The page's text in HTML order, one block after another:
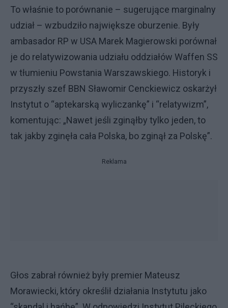
To właśnie to porównanie – sugerujące marginalny
udział – wzbudziło największe oburzenie. Były
ambasador RP w USA Marek Magierowski porównał
je do relatywizowania udziału oddziałów Waffen SS
w tłumieniu Powstania Warszawskiego. Historyk i
przyszły szef BBN Sławomir Cenckiewicz oskarżył
Instytut o “aptekarską wyliczankę” i “relatywizm”,
komentując: „Nawet jeśli zginąłby tylko jeden, to
tak jakby zginęła cała Polska, bo zginął za Polskę”.
Reklama
Głos zabrał również były premier Mateusz
Morawiecki, który określił działania Instytutu jako